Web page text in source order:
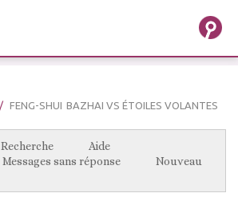
FENG-SHUI BAZHAI VS ÉTOILES VOLANTES
Recherche
Aide
Messages sans réponse
Nouveau